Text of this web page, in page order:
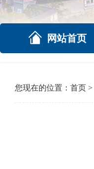
网站首页
您现在的位置： 首页 >